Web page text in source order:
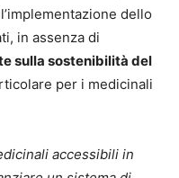
dello
in assenza di
sulla sostenibilità del
per i medicinali
accessibili in